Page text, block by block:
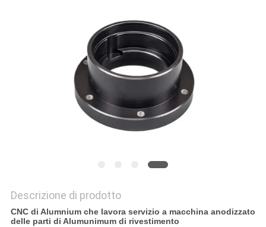
Descrizione di prodotto
CNC di Alumnium che lavora servizio a macchina anodizzato
delle parti di Alumunimum di rivestimento